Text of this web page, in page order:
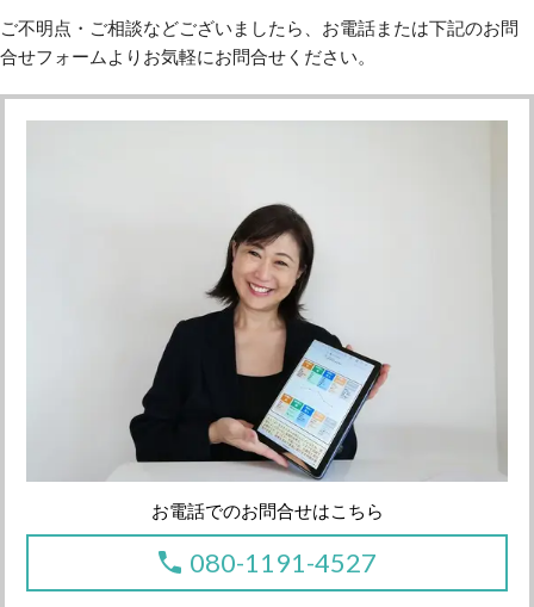
ご不明点・ご相談などございましたら、お電話または下記のお問
合せフォームよりお気軽にお問合せください。
お電話でのお問合せはこちら
080-1191-4527